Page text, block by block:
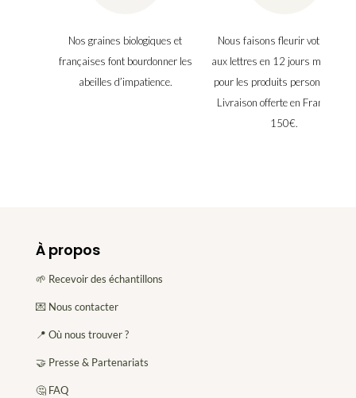
Nos graines biologiques et
françaises font bourdonner les
abeilles d’impatience.
Nous faisons fleurir votre boîte
aux lettres en 12 jours
pour les produits personnalisés.
Livraison offerte en France dès
150€.
À propos
🌱 Recevoir des échantillons
💌 Nous contacter
📍 Où nous trouver ?
🤝 Presse & Partenariats
🤔 FAQ